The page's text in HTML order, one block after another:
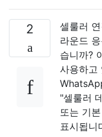
2
셀룰러
라운드
습니까?
사용하고
"셀룰러
또는 기
표시됩니